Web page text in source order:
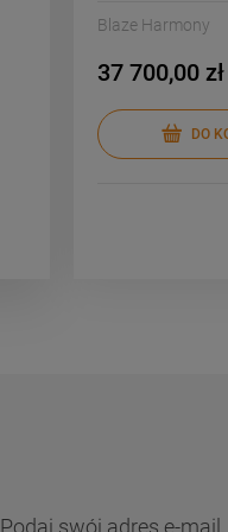
Blaze Harmony
37 700,00 zł
DO
Podaj swój adres e-